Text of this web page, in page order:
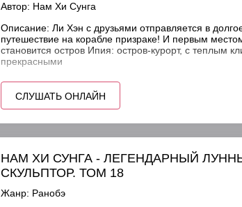
Автор: Нам Хи Сунга
Описание: Ли Хэн с друзьями отправляется в
путешествие на корабле призраке! И первым
становится остров Ипия: остров-курорт, с теплым
прекрасными
СЛУШАТЬ ОНЛАЙН
НАМ ХИ СУНГА - ЛЕГЕНДАРНЫЙ
СКУЛЬПТОР. ТОМ 18
Жанр: Ранобэ